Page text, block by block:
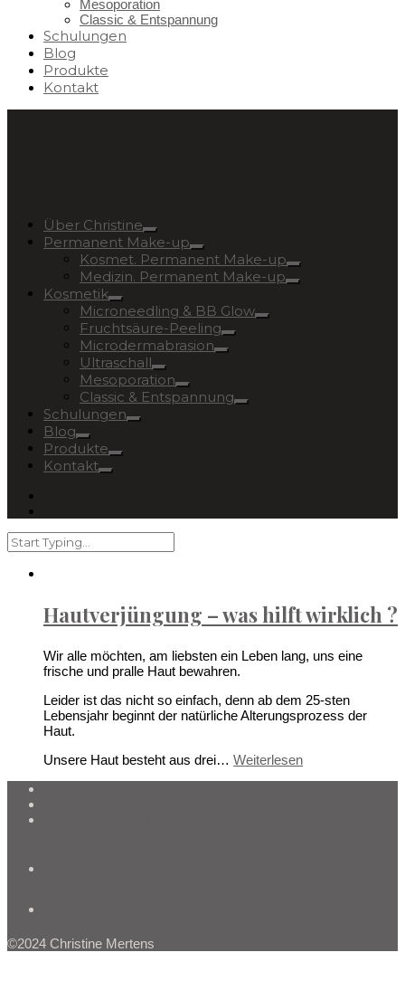
Mesoporation
Classic & Entspannung
Schulungen
Blog
Produkte
Kontakt
Über Christine
Permanent Make-up
Kosmet. Permanent Make-up
Medizin. Permanent Make-up
Kosmetik
Microneedling & BB Glow
Fruchtsäure-Peeling
Microdermabrasion
Ultraschall
Mesoporation
Classic & Entspannung
Schulungen
Blog
Produkte
Kontakt
Hautverjüngung – was hilft wirklich ?
Wir alle möchten, am liebsten ein Leben lang, uns eine
frische und pralle Haut bewahren.
Leider ist das nicht so einfach, denn ab dem 25-sten
Lebensjahr beginnt der natürliche Alterungsprozess der
Haut.
Unsere Haut besteht aus drei… Weiterlesen
©2024 Christine Mertens